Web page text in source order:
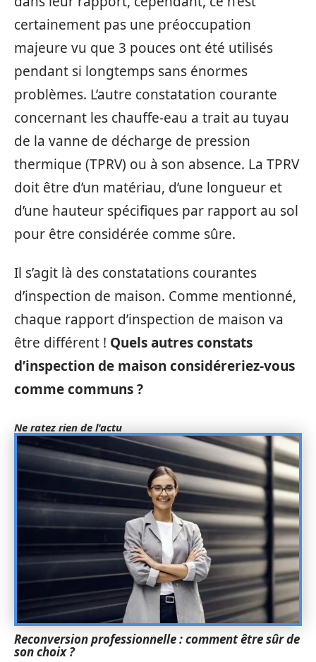
certainement pas une préoccupation
majeure vu que 3 pouces ont été utilisés
pendant si longtemps sans énormes
problèmes. L’autre constatation courante
concernant les chauffe-eau a trait au tuyau
de la vanne de décharge de pression
thermique (TPRV) ou à son absence. La TPRV
doit être d’un matériau, d’une longueur et
d’une hauteur spécifiques par rapport au sol
pour être considérée comme sûre.
Il s’agit là des constatations courantes
d’inspection de maison. Comme mentionné,
chaque rapport d’inspection de maison va
être différent ! Quels autres constats
d’inspection de maison considéreriez-vous
comme communs ?
Ne ratez rien de l'actu
Reconversion professionnelle : comment être sûr de
son choix ?